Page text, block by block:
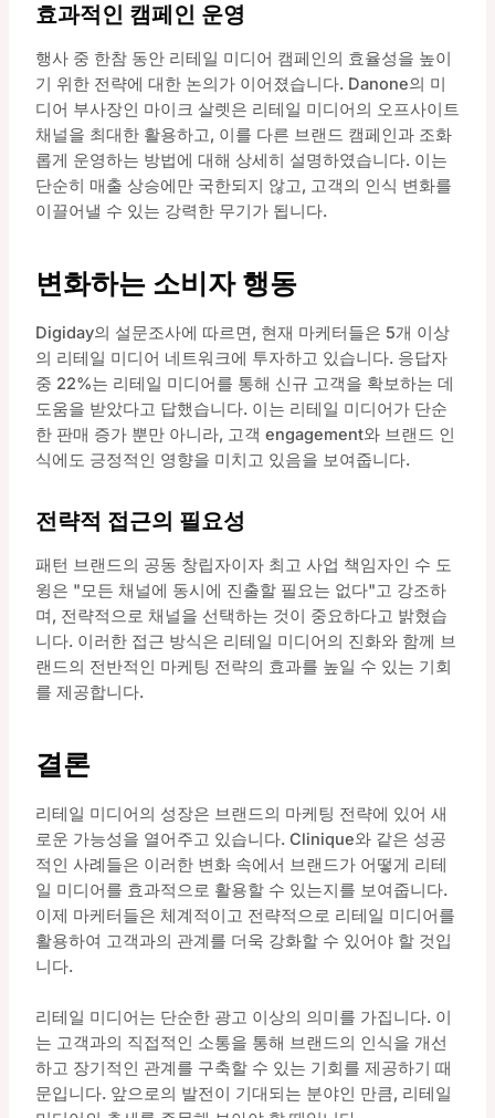
효과적인 캠페인 운영
행사 중 한참 동안 리테일 미디어 캠페인의 효율성을 높이
기 위한 전략에 대한 논의가 이어졌습니다. Danone의 미
디어 부사장인 마이크 살렛은 리테일 미디어의 오프사이트
채널을 최대한 활용하고, 이를 다른 브랜드 캠페인과 조화
롭게 운영하는 방법에 대해 상세히 설명하였습니다. 이는
단순히 매출 상승에만 국한되지 않고, 고객의 인식 변화를
이끌어낼 수 있는 강력한 무기가 됩니다.
변화하는 소비자 행동
Digiday의 설문조사에 따르면, 현재 마케터들은 5개 이상
의 리테일 미디어 네트워크에 투자하고 있습니다. 응답자
중 22%는 리테일 미디어를 통해 신규 고객을 확보하는 데
도움을 받았다고 답했습니다. 이는 리테일 미디어가 단순
한 판매 증가 뿐만 아니라, 고객 engagement와 브랜드 인
식에도 긍정적인 영향을 미치고 있음을 보여줍니다.
전략적 접근의 필요성
패턴 브랜드의 공동 창립자이자 최고 사업 책임자인 수 도
윙은 "모든 채널에 동시에 진출할 필요는 없다"고 강조하
며, 전략적으로 채널을 선택하는 것이 중요하다고 밝혔습
니다. 이러한 접근 방식은 리테일 미디어의 진화와 함께 브
랜드의 전반적인 마케팅 전략의 효과를 높일 수 있는 기회
를 제공합니다.
결론
리테일 미디어의 성장은 브랜드의 마케팅 전략에 있어 새
로운 가능성을 열어주고 있습니다. Clinique와 같은 성공
적인 사례들은 이러한 변화 속에서 브랜드가 어떻게 리테
일 미디어를 효과적으로 활용할 수 있는지를 보여줍니다.
이제 마케터들은 체계적이고 전략적으로 리테일 미디어를
활용하여 고객과의 관계를 더욱 강화할 수 있어야 할 것입
니다.
리테일 미디어는 단순한 광고 이상의 의미를 가집니다. 이
는 고객과의 직접적인 소통을 통해 브랜드의 인식을 개선
하고 장기적인 관계를 구축할 수 있는 기회를 제공하기 때
문입니다. 앞으로의 발전이 기대되는 분야인 만큼, 리테일